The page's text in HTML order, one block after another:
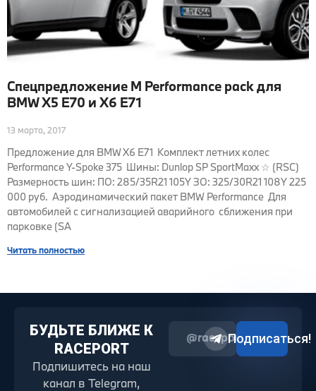
Спецпредложение M Performance pack для
BMW X5 E70 и X6 E71
13 марта, 2017
Предложение для BMW X6 E71 Комплект летних колес
Performance Y-Spoke 375 Шины: Dunlop SP SportMaxx ☆ (RSC)
Размерность шин: ПО: 285/35R21 105Y ЗО: 325/30R21 108Y 225
000 руб. Аэродинамический пакет BMW Performance Для
автомобилей с сигнализацией аварийного сближения при
парковке (SA
Читать полностью
БУДЬТЕ БЛИЖЕ К
RACEPORT
Подпишитесь на наш
канал в Telegram,
@raceport2022
Подписаться!